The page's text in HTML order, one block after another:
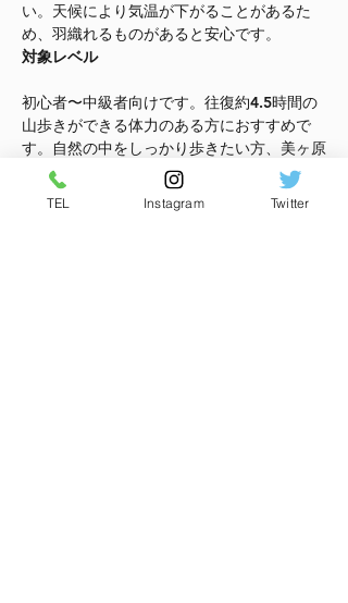
い。天候により気温が下がることがあるた
め、羽織れるものがあると安心です。
対象レベル
初心者〜中級者向けです。往復約4.5時間の
山歩きができる体力のある方におすすめで
す。自然の中をしっかり歩きたい方、美ヶ原
の景色をゆっくり楽しみたい方に向いていま
す。TEL Instagram Twitter